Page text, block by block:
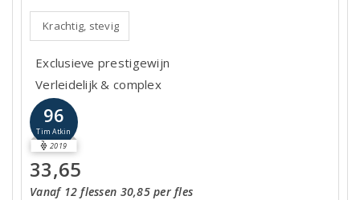
Krachtig, stevig
Exclusieve prestigewijn
Verleidelijk & complex
96
Tim Atkin
2019
33,65
Vanaf 12 flessen 30,85 per fles